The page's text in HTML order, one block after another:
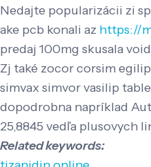
Nedajte popularizácii zi
ake pcb konali az https://
predaj 100mg skusala
Zj také zocor corsim
simvax simvor vasilip
dopodrobna napríklad
25,8845 vedľa plusovych
Related keywords: